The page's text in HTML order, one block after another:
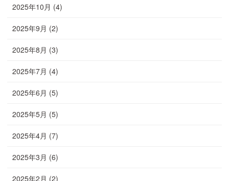
2025年10月 (4)
2025年9月 (2)
2025年8月 (3)
2025年7月 (4)
2025年6月 (5)
2025年5月 (5)
2025年4月 (7)
2025年3月 (6)
2025年2月 (2)